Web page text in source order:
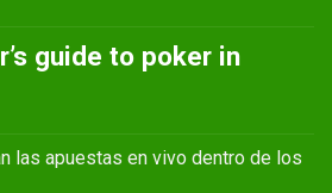
guide to poker in
las apuestas en vivo dentro de los